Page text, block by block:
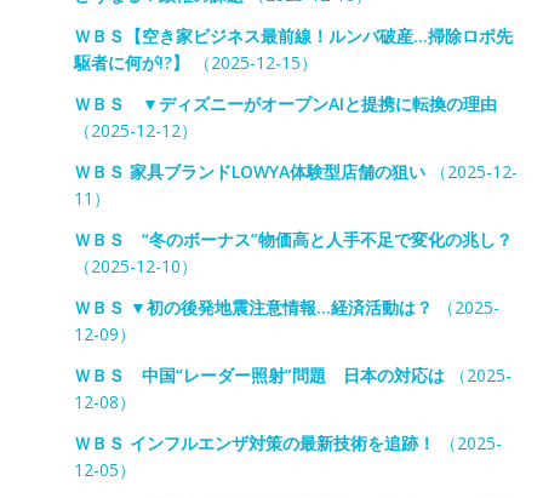
ＷＢＳ【空き家ビジネス最前線！ルンバ破産…掃除ロボ先
駆者に何が!?】
（2025-12-15）
ＷＢＳ ▼ディズニーがオープンAIと提携に転換の理由
（2025-12-12）
ＷＢＳ 家具ブランドLOWYA体験型店舗の狙い（2025-12-
11）
ＷＢＳ “冬のボーナス”物価高と人手不足で変化の兆し？
（2025-12-10）
ＷＢＳ ▼初の後発地震注意情報…経済活動は？
（2025-
12-09）
ＷＢＳ 中国“レーダー照射”問題 日本の対応は（2025-
12-08）
ＷＢＳ インフルエンザ対策の最新技術を追跡！
（2025-
12-05）